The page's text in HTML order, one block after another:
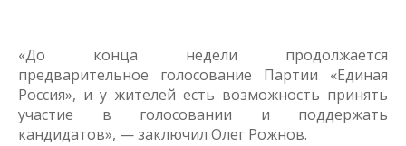
«До конца недели продолжается
предварительное голосование Партии «Единая
Россия», и у жителей есть возможность принять
участие в голосовании и поддержать
кандидатов», — заключил Олег Рожнов.